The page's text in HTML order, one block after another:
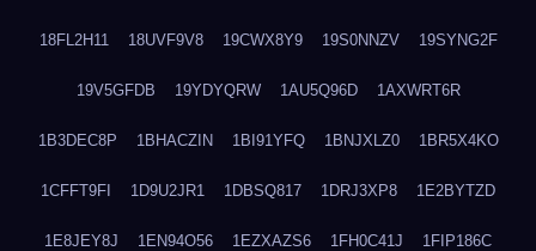
18FL2H11 18UVF9V8 19CWX8Y9 19S0NNZV 19SYNG2F
19V5GFDB 19YDYQRW 1AU5Q96D 1AXWRT6R
1B3DEC8P 1BHACZIN 1BI91YFQ 1BNJXLZ0 1BR5X4KO
1CFFT9FI 1D9U2JR1 1DBSQ817 1DRJ3XP8 1E2BYTZD
1E8JEY8J 1EN94O56 1EZXAZS6 1FH0C41J 1FIP186C